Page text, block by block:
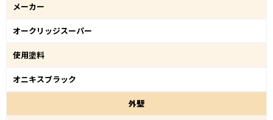
メーカー
オークリッジスーパー
使用塗料
オニキスブラック
外壁